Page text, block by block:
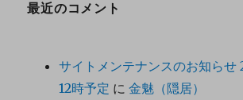
最近のコメント
サイトメンテナンスのお知らせ
12時予定 に金魅（隠居）